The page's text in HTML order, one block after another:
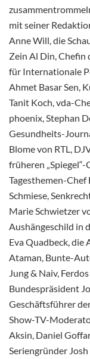
mit seiner
Anne Will, die
Zein Al Din,
für Internationale
Ahmet Basar Sen,
Tanit Koch, vda-
phoenix, Stephan
Gesundheits-
Blome von RTL,
früheren
Tagesthemen-
Schmiese,
Marie Schwietzer
Aushängeschild in
Eva Quadbeck, die
Ataman, Bunte-
Jung & Naiv,
Bundespräsident
Geschäftsführer
Show-TV-
Aksin, Daniel
Seriengründer